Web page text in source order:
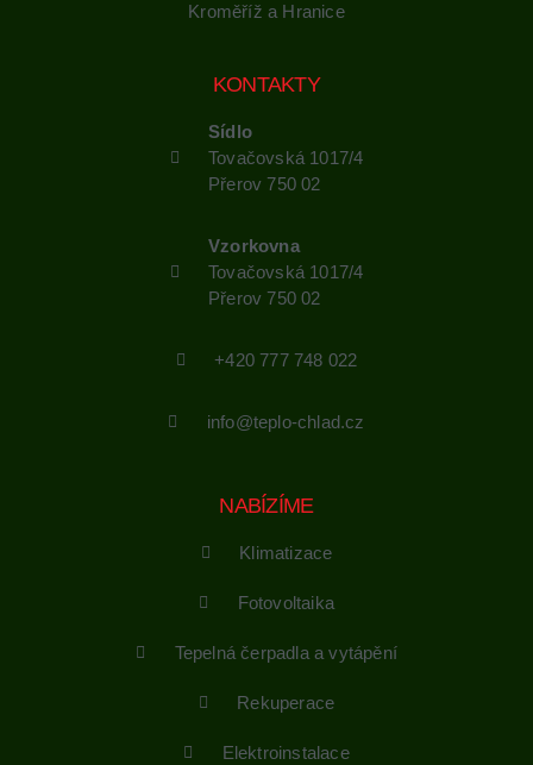
Kroměříž a Hranice
KONTAKTY
Sídlo
Tovačovská 1017/4
Přerov 750 02
Vzorkovna
Tovačovská 1017/4
Přerov 750 02
+420 777 748 022
info@teplo-chlad.cz
NABÍZÍME
Klimatizace
Fotovoltaika
Tepelná čerpadla a vytápění
Rekuperace
Elektroinstalace